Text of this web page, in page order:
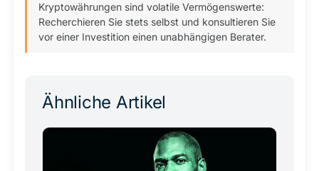
Kryptowährungen sind volatile Vermögenswerte:
Recherchieren Sie stets selbst und konsultieren Sie
vor einer Investition einen unabhängigen Berater.
Ähnliche Artikel